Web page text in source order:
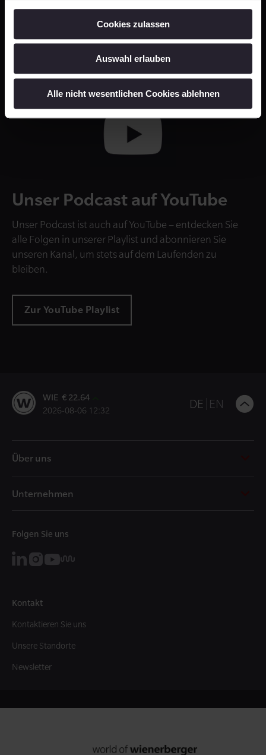
Cookies zulassen
Auswahl erlauben
Alle nicht wesentlichen Cookies ablehnen
Folge verpassen!
Jetzt auf Spotify abonnieren!
Unser Podcast auf YouTube
Unser Podcast ist auch auf YouTube – entdecken Sie
alle Folgen in unserer Playlist und abonnieren Sie
unseren Kanal, um stets auf dem Laufenden zu
bleiben.
Zur YouTube Playlist
WIE € 22.64
2026-08-06 12:32 DE EN
Über uns
Unternehmen
Folgen Sie uns
Kontakt
Kontaktieren Sie uns
Unsere Standorte
Newsletter